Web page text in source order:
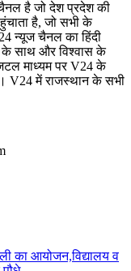
चैनल है जो देश प्रदेश की
है, जो सभी के
न्यूज चैनल का हिंदी
के साथ और विश्वास के
माध्यम पर V24 के
V24 में राजस्थान के सभी
का आयोजन,विद्यालय व